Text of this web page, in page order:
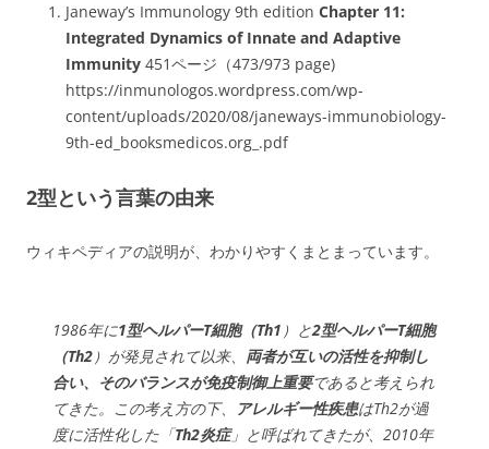
Janeway’s Immunology 9th edition Chapter 11:
Integrated Dynamics of Innate and Adaptive
Immunity 451ページ（473/973 page)
https://inmunologos.wordpress.com/wp-
content/uploads/2020/08/janeways-immunobiology-
9th-ed_booksmedicos.org_.pdf
2型という言葉の由来
ウィキペディアの説明が、わかりやすくまとまっています。
1986年に1型ヘルパーT細胞（Th1 ）と2型ヘルパーT細胞
（Th2）が発見されて以来、 両者が互いの活性を抑制し
合い、そのバランスが免疫制御上重要であると考えられ
てきた。この考え方の下、
アレルギー性疾患はTh2が過
度に活性化した「Th2炎症」と呼ばれてきたが、2010年